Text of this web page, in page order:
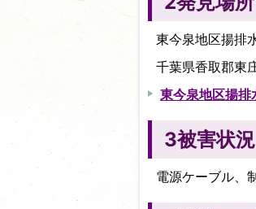
東今泉地区揚排
千葉県香取郡東
東今泉地区揚排
3被害状況
電源ケーブル、